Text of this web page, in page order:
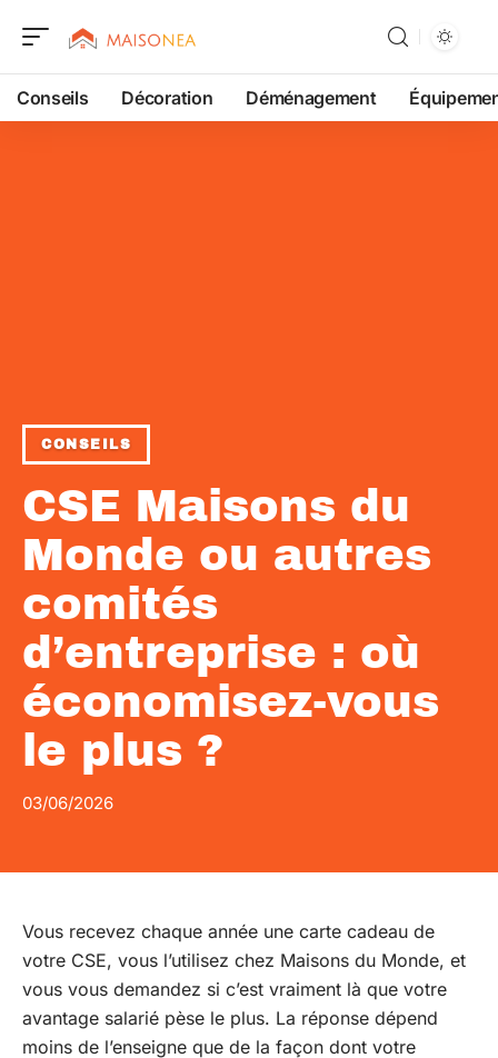
Conseils Décoration Déménagement
CONSEILS
CSE Maisons du
Monde ou autres
comités
d’entreprise : où
économisez-vous
le plus ?
03/06/2026
Vous recevez chaque année une carte cadeau de
votre CSE, vous l’utilisez chez Maisons du Monde, et
vous vous demandez si c’est vraiment là que votre
avantage salarié pèse le plus. La réponse dépend
moins de l’enseigne que de la façon dont votre